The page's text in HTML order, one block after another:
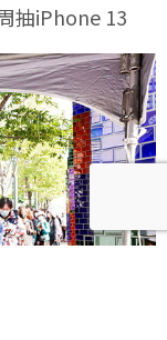
抽iPhone 13